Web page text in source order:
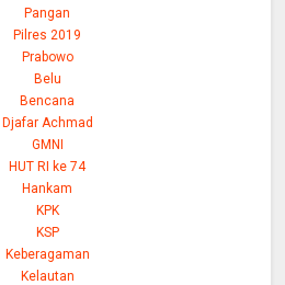
Pangan
Pilres 2019
Prabowo
Belu
Bencana
Djafar Achmad
GMNI
HUT RI ke 74
Hankam
KPK
KSP
Keberagaman
Kelautan